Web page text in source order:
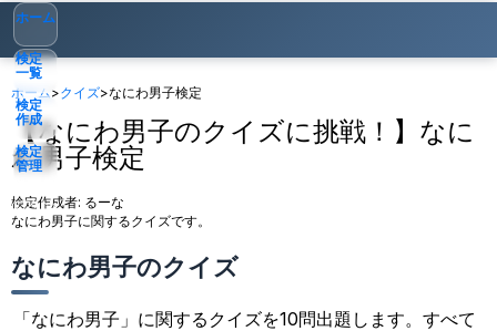
ホーム
検定
一覧
検定
作成
検定
管理
ゲスト▾
ホーム>クイズ>なにわ男子検定
【なにわ男子のクイズに挑戦！】なに
わ男子検定
検定作成者: るーな
なにわ男子に関するクイズです。
なにわ男子のクイズ
「なにわ男子」に関するクイズを10問出題します。すべて